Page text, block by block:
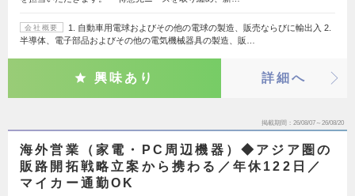
会社概要
1. 自動車用電球およびその他の電球の製造、販売ならびに輸出入 2.
半導体、電子部品およびその他の電気機械器具の製造、販…
興味あり 詳細へ
掲載期間 26/08/07～26/08/20
海外営業（家電・PC周辺機器）◆アジア圏の
販路開拓戦略立案から携わる／年休122日／
マイカー通勤OK